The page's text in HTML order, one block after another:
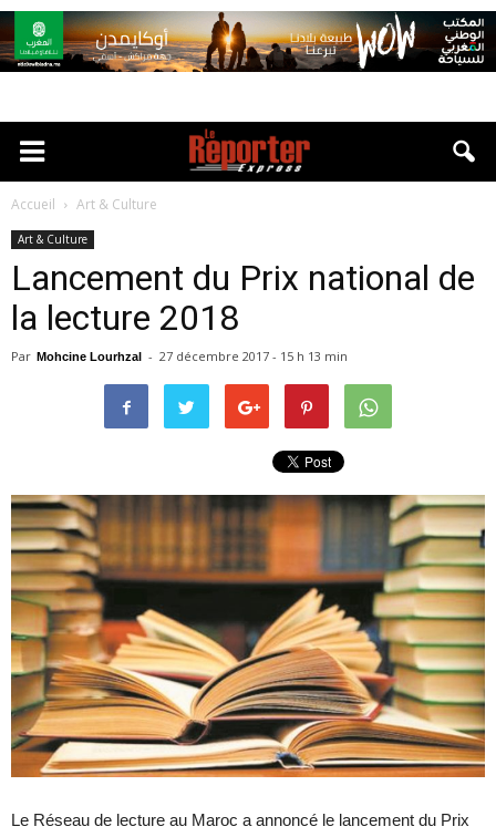
Accueil Art & Culture
Art & Culture
Lancement du Prix national de
la lecture 2018
Par Mohcine Lourhzal - 27 décembre 2017 - 15 h 13 min
Le Réseau de lecture au Maroc a annoncé le lancement du Prix